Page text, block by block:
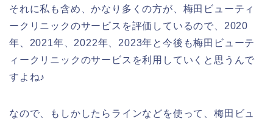
それに私も含め、かなり多くの方が、梅田ビューティ
ークリニックのサービスを評価しているので、2020
年、2021年、2022年、2023年と今後も梅田ビューテ
ィークリニックのサービスを利用していくと思うんで
すよね♪
なので、もしかしたらラインなどを使って、梅田ビュ